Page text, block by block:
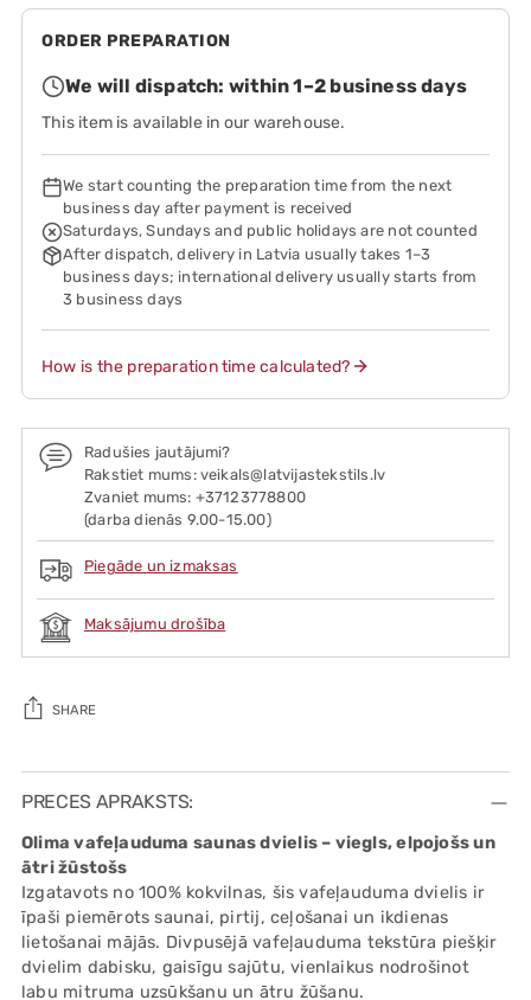
ORDER PREPARATION
We will dispatch: within 1–2 business days
This item is available in our warehouse.
We start counting the preparation time from the next
business day after payment is received
Saturdays, Sundays and public holidays are not counted
After dispatch, delivery in Latvia usually takes 1–3
business days; international delivery usually starts from
3 business days
How is the preparation time calculated?
Radušies jautājumi?
Rakstiet mums: veikals@latvijastekstils.lv
Zvaniet mums: +37123778800
(darba dienās 9.00-15.00)
Piegāde un izmaksas
Maksājumu drošība
SHARE
Adding
product
your
cart
PRECES APRAKSTS:
Olima vafeļauduma saunas dvielis – viegls, elpojošs un
ātri žūstošs
Izgatavots no 100% kokvilnas, šis vafeļauduma dvielis ir
īpaši piemērots saunai, pirtij, ceļošanai un ikdienas
lietošanai mājās. Divpusējā vafeļauduma tekstūra piešķir
dvielim dabisku, gaisīgu sajūtu, vienlaikus nodrošinot
labu mitruma uzsūkšanu un ātru žūšanu.